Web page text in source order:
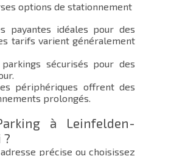
options de stationnement
payantes idéales pour des
tarifs varient généralement
sécurisés pour des
périphériques offrent des
prolongés.
à Leinfelden-
?
précise ou choisissez